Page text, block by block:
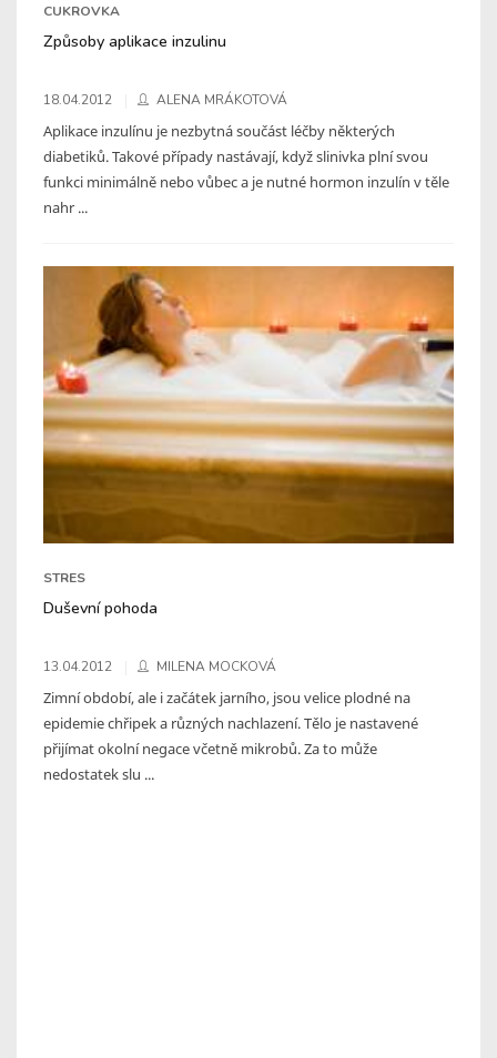
CUKROVKA
Způsoby aplikace inzulinu
18.04.2012 ALENA MRÁKOTOVÁ
Aplikace inzulínu je nezbytná součást léčby některých
diabetiků. Takové případy nastávají, když slinivka plní svou
funkci minimálně nebo vůbec a je nutné hormon inzulín v těle
nahr ...
STRES
Duševní pohoda
13.04.2012 MILENA MOCKOVÁ
Zimní období, ale i začátek jarního, jsou velice plodné na
epidemie chřipek a různých nachlazení. Tělo je nastavené
přijímat okolní negace včetně mikrobů. Za to může
nedostatek slu ...